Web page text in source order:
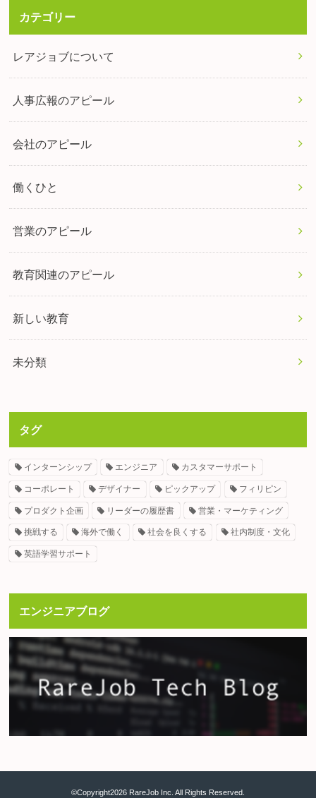
カテゴリー
レアジョブについて
人事広報のアピール
会社のアピール
働くひと
営業のアピール
教育関連のアピール
新しい教育
未分類
タグ
インターンシップ エンジニア カスタマーサポート
コーポレート デザイナー ピックアップ フィリピン
プロダクト企画 リーダーの履歴書 営業・マーケティング
挑戦する 海外で働く 社会を良くする 社内制度・文化
英語学習サポート
エンジニアブログ
©Copyright2026 RareJob Inc. All Rights Reserved.